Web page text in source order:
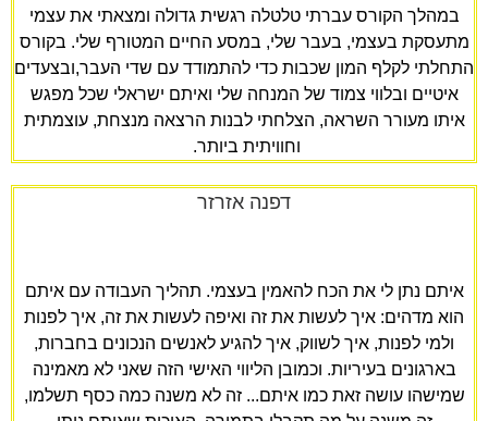
במהלך הקורס עברתי טלטלה רגשית גדולה ומצאתי את עצמי
מתעסקת בעצמי, בעבר שלי, במסע החיים המטורף שלי. בקורס
התחלתי לקלף המון שכבות כדי להתמודד עם שדי העבר,ובצעדים
איטיים ובלווי צמוד של המנחה שלי ואיתם ישראלי שכל מפגש
איתו מעורר השראה, הצלחתי לבנות הרצאה מנצחת, עוצמתית
וחוויתית ביותר. ​
דפנה אזרזר
איתם נתן לי את הכח להאמין בעצמי. תהליך העבודה עם איתם
הוא מדהים: איך לעשות את זה ואיפה לעשות את זה, איך לפנות
ולמי לפנות, איך לשווק, איך להגיע לאנשים הנכונים בחברות,
בארגונים בעיריות. וכמובן הליווי האישי הזה שאני לא מאמינה
שמישהו עושה זאת כמו איתם... זה לא משנה כמה כסף תשלמו,